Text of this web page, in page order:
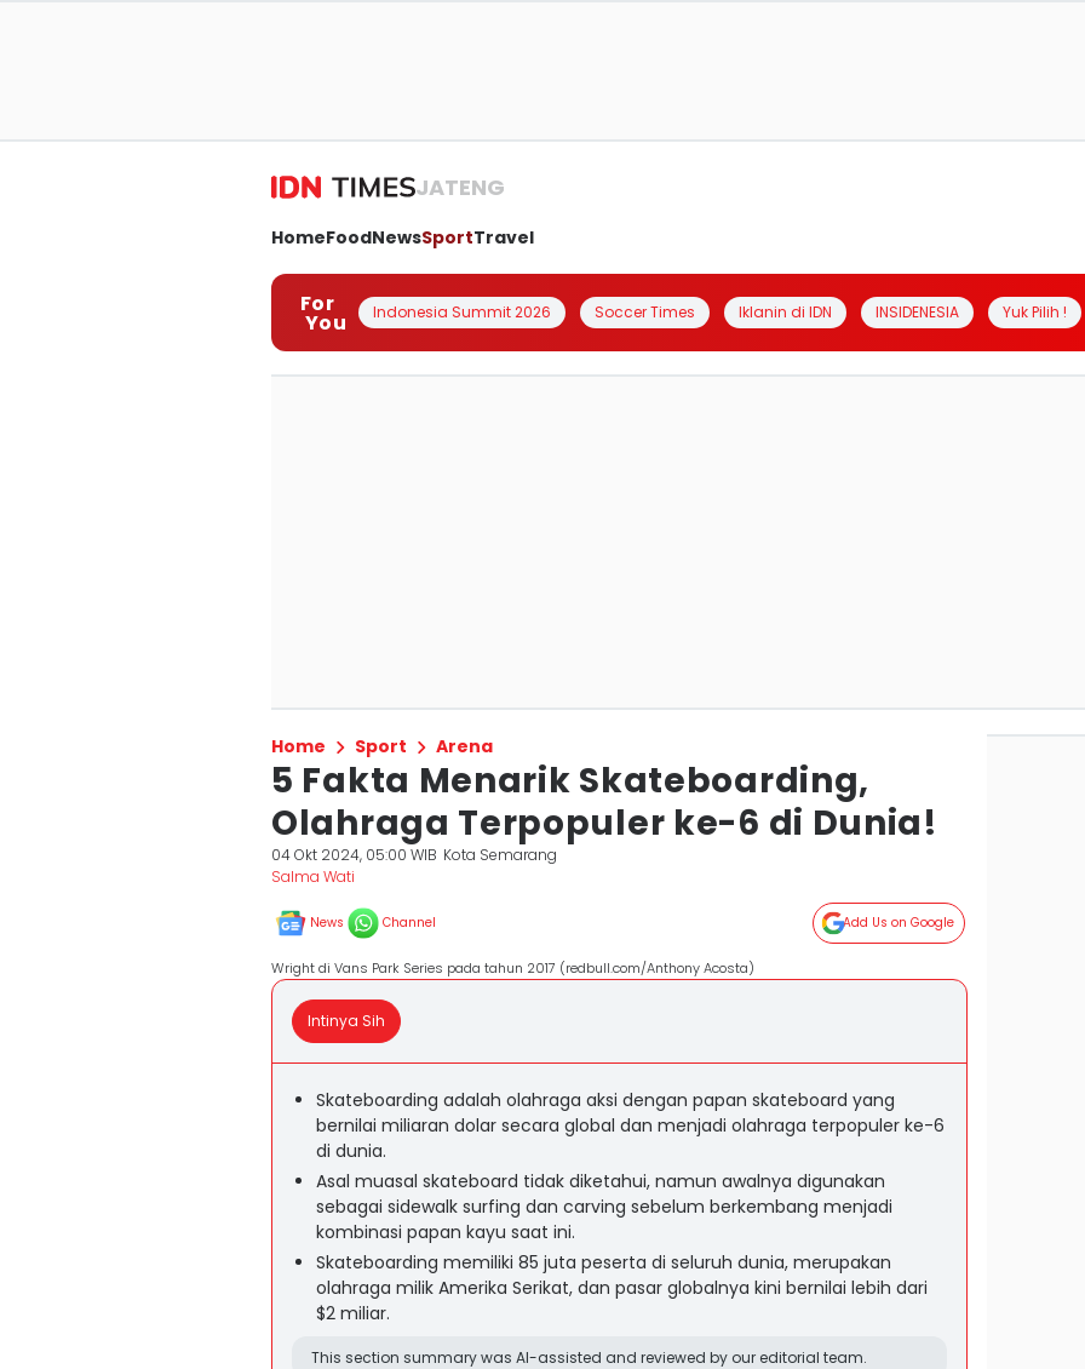
JATENG
HomeFoodNewsSportTravel
For
You Indonesia Summit 2026 Soccer Times Iklanin di IDN INSIDENESIA Yuk Pilih !
Home Sport Arena
5 Fakta Menarik Skateboarding,
Olahraga Terpopuler ke-6 di Dunia!
04 Okt 2024, 05:00 WIB Kota Semarang
Salma Wati
News Channel Add Us on Google
Wright di Vans Park Series pada tahun 2017 (redbull.com/Anthony Acosta)
Intinya Sih
Skateboarding adalah olahraga aksi dengan papan skateboard yang
bernilai miliaran dolar secara global dan menjadi olahraga terpopuler ke-6
di dunia.
Asal muasal skateboard tidak diketahui, namun awalnya digunakan
sebagai sidewalk surfing dan carving sebelum berkembang menjadi
kombinasi papan kayu saat ini.
Skateboarding memiliki 85 juta peserta di seluruh dunia, merupakan
olahraga milik Amerika Serikat, dan pasar globalnya kini bernilai lebih dari
$2 miliar.
This section summary was AI-assisted and reviewed by our editorial team.